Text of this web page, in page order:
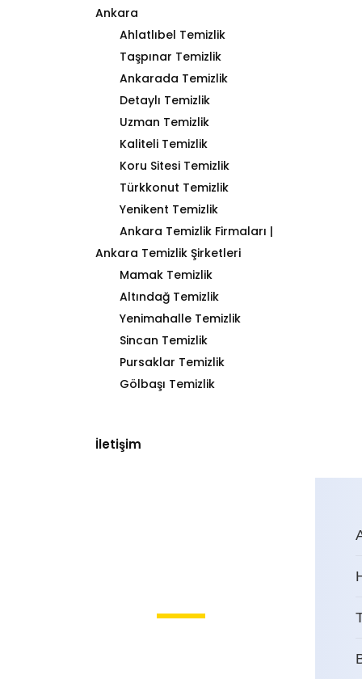
Ankara
Ahlatlıbel Temizlik
Taşpınar Temizlik
Ankarada Temizlik
Detaylı Temizlik
Uzman Temizlik
Kaliteli Temizlik
Koru Sitesi Temizlik
Türkkonut Temizlik
Yenikent Temizlik
Ankara Temizlik Firmaları |
Ankara Temizlik Şirketleri
Mamak Temizlik
Altındağ Temizlik
Yenimahalle Temizlik
Sincan Temizlik
Pursaklar Temizlik
Gölbaşı Temizlik
İletişim